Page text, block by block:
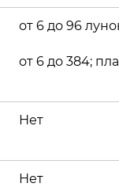
от 6 до 96
от 6 до 384;
Нет
Нет